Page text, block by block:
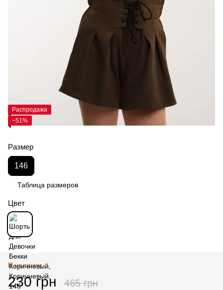
Распродажа
−51%
Размер
146
Таблица размеров
Цвет
В наличии
230 грн 465 грн